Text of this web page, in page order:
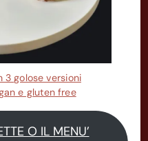
3 golose versioni
e gluten free
O IL MENU’